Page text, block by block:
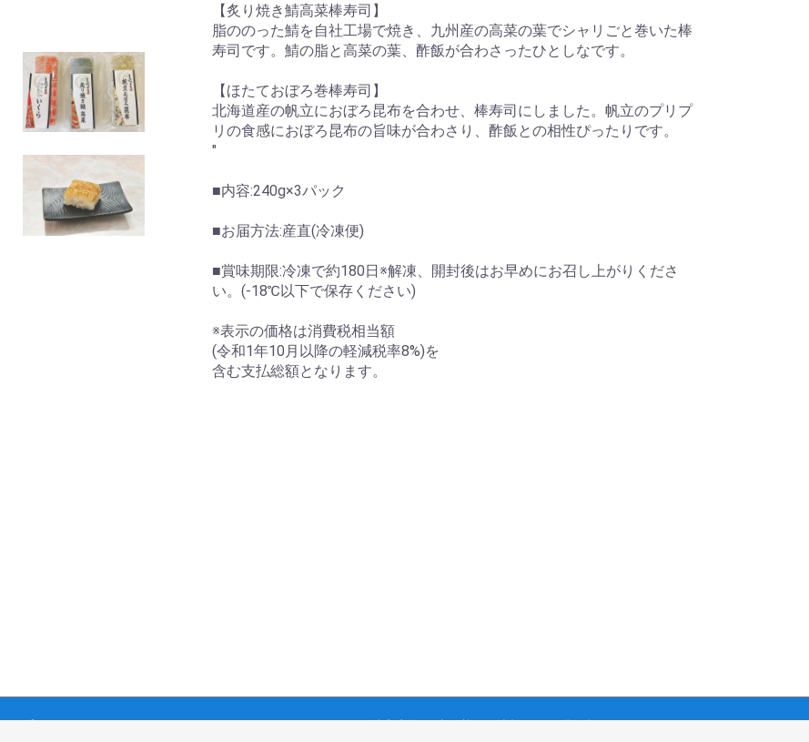
【炙り焼き鯖高菜棒寿司】
脂ののった鯖を自社工場で焼き、九州産の高菜の葉でシャリごと巻いた棒
寿司です。鯖の脂と高菜の葉、酢飯が合わさったひとしなです。
【ほたておぼろ巻棒寿司】
北海道産の帆立におぼろ昆布を合わせ、棒寿司にしました。帆立のプリプ
リの食感におぼろ昆布の旨味が合わさり、酢飯との相性ぴったりです。
"
■内容:240g×3パック
■お届方法:産直(冷凍便)
■賞味期限:冷凍で約180日※解凍、開封後はお早めにお召し上がりくださ
い。(-18℃以下で保存ください)
※表示の価格は消費税相当額
(令和1年10月以降の軽減税率8%)を
含む支払総額となります。
プライバシーポリシー ソーシャルメディア・ポリシー 特定商取引法に基づく表記 お問い合わせ